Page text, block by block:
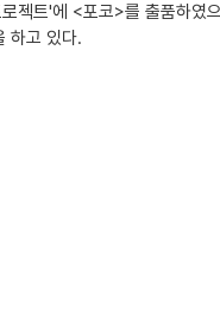
젝트'에 <포코>를 출품하였
하고 있다.